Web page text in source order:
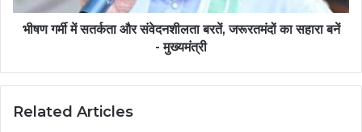
भीषण गर्मी में सतर्कता और संवेदनशीलता बरतें, जरूरतमंदों का सहारा बनें
- मुख्यमंत्री
Related Articles